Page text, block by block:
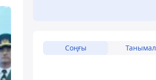
Соңғы Танымал